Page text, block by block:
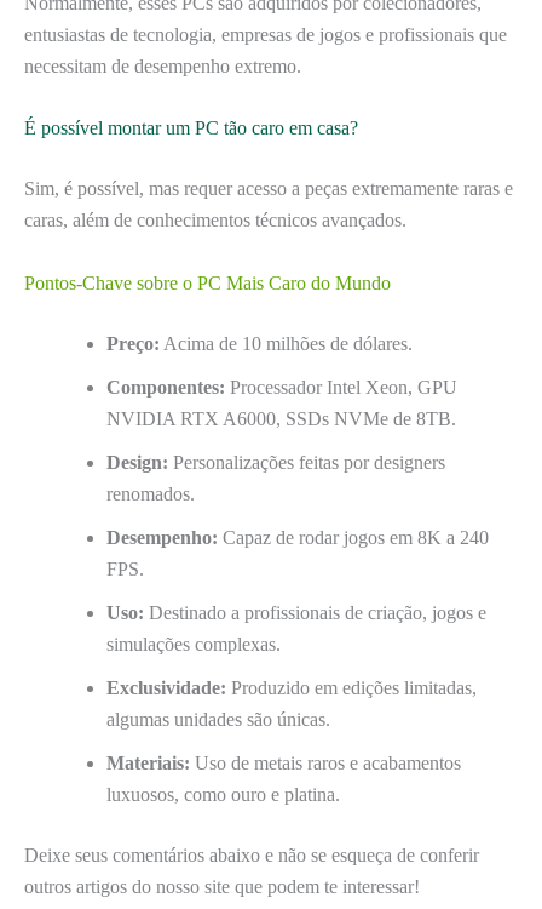
entusiastas de tecnologia, empresas de jogos e profissionais que
necessitam de desempenho extremo.
É possível montar um PC tão caro em casa?
Sim, é possível, mas requer acesso a peças extremamente raras e
caras, além de conhecimentos técnicos avançados.
Pontos-Chave sobre o PC Mais Caro do Mundo
Preço: Acima de 10 milhões de dólares.
Componentes: Processador Intel Xeon, GPU
NVIDIA RTX A6000, SSDs NVMe de 8TB.
Design: Personalizações feitas por designers
renomados.
Desempenho: Capaz de rodar jogos em 8K a 240
FPS.
Uso: Destinado a profissionais de criação, jogos e
simulações complexas.
Exclusividade: Produzido em edições limitadas,
algumas unidades são únicas.
Materiais: Uso de metais raros e acabamentos
luxuosos, como ouro e platina.
Deixe seus comentários abaixo e não se esqueça de conferir
outros artigos do nosso site que podem te interessar!